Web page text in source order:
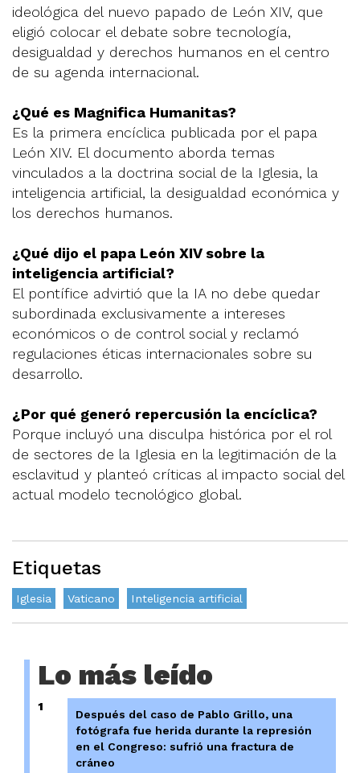
ideológica del nuevo papado de León XIV, que
eligió colocar el debate sobre tecnología,
desigualdad y derechos humanos en el centro
de su agenda internacional.
¿Qué es Magnifica Humanitas?
Es la primera encíclica publicada por el papa
León XIV. El documento aborda temas
vinculados a la doctrina social de la Iglesia, la
inteligencia artificial, la desigualdad económica y
los derechos humanos.
¿Qué dijo el papa León XIV sobre la
inteligencia artificial?
El pontífice advirtió que la IA no debe quedar
subordinada exclusivamente a intereses
económicos o de control social y reclamó
regulaciones éticas internacionales sobre su
desarrollo.
¿Por qué generó repercusión la encíclica?
Porque incluyó una disculpa histórica por el rol
de sectores de la Iglesia en la legitimación de la
esclavitud y planteó críticas al impacto social del
actual modelo tecnológico global.
Etiquetas
Iglesia Vaticano Inteligencia artificial
Lo más leído
1
Después del caso de Pablo Grillo, una
fotógrafa fue herida durante la represión
en el Congreso: sufrió una fractura de
cráneo